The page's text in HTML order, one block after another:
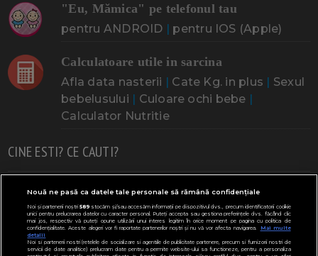
"Eu, Mămica" pe telefonul tau
pentru ANDROID | pentru IOS (Apple)
Calculatoare utile in sarcina
Afla data nasterii | Cate Kg. in plus | Sexul
bebelusului | Culoare ochi bebe |
Calculator Nutritie
CINE ESTI? CE CAUTI?
Doresc un copil Adoptia Probleme cu sarcina
Urmeaza sa nasc Probleme alaptare Bebe plange
Bebe febra Cresa, Gradinta
Nouă ne pasă ca datele tale personale să rămână confidențiale
Noi și partenerii noștri589stocăm și/sau accesăm informații pe dispozitivul dvs., precum identificatorii cookie
unici pentru prelucrarea datelor cu caracter personal. Puteți accepta sau gestiona preferințele dvs. făcând clic
mai jos, respectiv vă puteți opune utilizării unui interes legitim în orice moment pe pagina cu politica de
confidențialitate. Aceste alegeri vor fi raportate partenerilor noștri și nu vă vor afecta navigarea.
Mai multe
detalii
Noi si partenerii nostri (retelele de socializare si agentiile de publicitate partenere, precum si furnizorii nostri de
servicii de date analitice) prelucram date pentru a permite website-ului sa functioneze, pentru a personaliza